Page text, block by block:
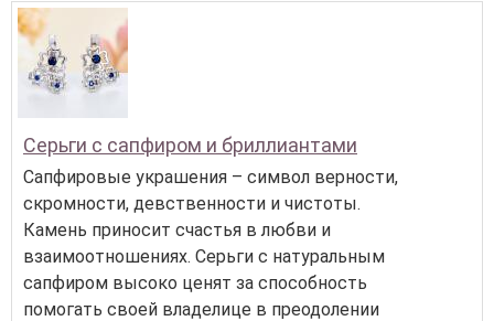
Серьги с сапфиром и бриллиантами
Сапфировые украшения – символ верности,
скромности, девственности и чистоты.
Камень приносит счастья в любви и
взаимоотношениях. Серьги с натуральным
сапфиром высоко ценят за способность
помогать своей владелице в преодолении